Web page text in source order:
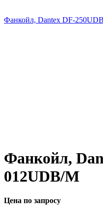
Фанкойл, Dantex DF-
Фанкойл,
012UDB/M
Цена по запросу